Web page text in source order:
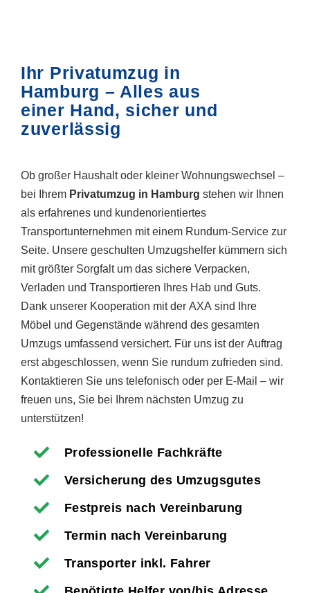
Ihr Privatumzug in
Hamburg – Alles aus
einer Hand, sicher und
zuverlässig
Ob großer Haushalt oder kleiner Wohnungswechsel –
bei Ihrem Privatumzug in Hamburg stehen wir Ihnen
als erfahrenes und kundenorientiertes
Transportunternehmen mit einem Rundum-Service zur
Seite. Unsere geschulten Umzugshelfer kümmern sich
mit größter Sorgfalt um das sichere Verpacken,
Verladen und Transportieren Ihres Hab und Guts.
Dank unserer Kooperation mit der AXA sind Ihre
Möbel und Gegenstände während des gesamten
Umzugs umfassend versichert. Für uns ist der Auftrag
erst abgeschlossen, wenn Sie rundum zufrieden sind.
Kontaktieren Sie uns telefonisch oder per E-Mail – wir
freuen uns, Sie bei Ihrem nächsten Umzug zu
unterstützen!
Professionelle Fachkräfte
Versicherung des Umzugsgutes
Festpreis nach Vereinbarung
Termin nach Vereinbarung
Transporter inkl. Fahrer